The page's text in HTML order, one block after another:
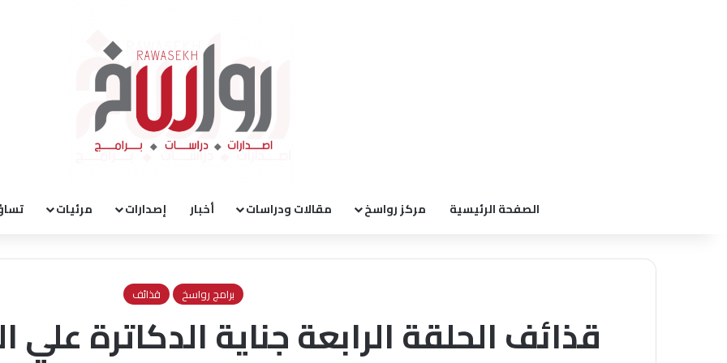
الصفحة الرئيسية مركز رواسخ مقالات ودراسات أخبار إصدارات مرئيات
برامج رواسخ قذائف
قذائف الحلقة الرابعة جناية الدكاترة علي